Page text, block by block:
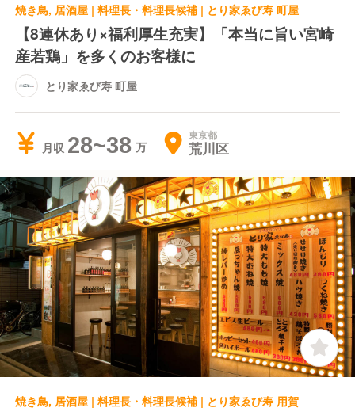
焼き鳥, 居酒屋 | 料理長・料理長候補 | とり家ゑび寿 町屋
【8連休あり×福利厚生充実】「本当に旨い宮崎
産若鶏」を多くのお客様に
とり家ゑび寿 町屋
月収 28~38 東京都
荒川区
焼き鳥, 居酒屋 | 料理長・料理長候補 | とり家ゑび寿 用賀